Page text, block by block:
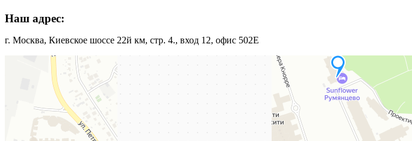
Наш адрес:
г. Москва, Киевское шоссе 22й км, стр. 4., вход 12, офис 502Е